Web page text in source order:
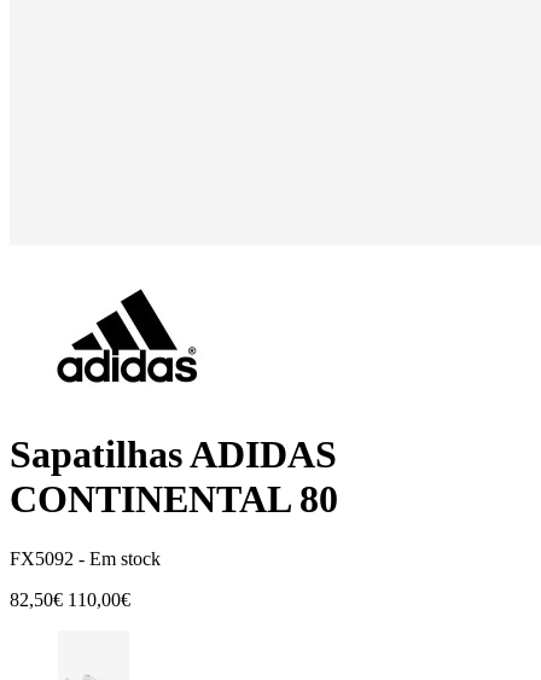
Sapatilhas ADIDAS
CONTINENTAL 80
FX5092 - Em stock
82,50€ 110,00€